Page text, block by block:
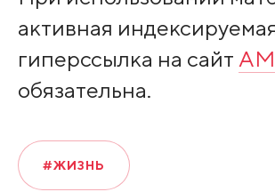
активная
гиперссылка на сайт
обязательна.
#ЖИЗНЬ